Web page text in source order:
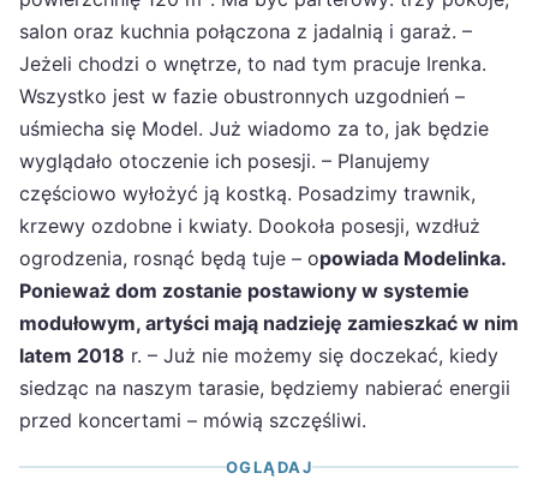
salon oraz kuchnia połączona z jadalnią i garaż. –
Jeżeli chodzi o wnętrze, to nad tym pracuje Irenka.
Wszystko jest w fazie obustronnych uzgodnień –
uśmiecha się Model. Już wiadomo za to, jak będzie
wyglądało otoczenie ich posesji. – Planujemy
częściowo wyłożyć ją kostką. Posadzimy trawnik,
krzewy ozdobne i kwiaty. Dookoła posesji, wzdłuż
ogrodzenia, rosnąć będą tuje – opowiada Modelinka.
Ponieważ dom zostanie postawiony w systemie
modułowym, artyści mają nadzieję zamieszkać w nim
latem 2018 r. – Już nie możemy się doczekać, kiedy
siedząc na naszym tarasie, będziemy nabierać energii
przed koncertami – mówią szczęśliwi.
OGLĄDAJ